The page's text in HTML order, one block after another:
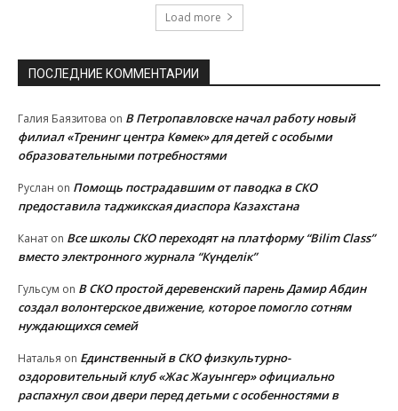
Load more
ПОСЛЕДНИЕ КОММЕНТАРИИ
Галия Баязитова on В Петропавловске начал работу новый
филиал «Тренинг центра Көмек» для детей с особыми
образовательными потребностями
Руслан on Помощь пострадавшим от паводка в СКО
предоставила таджикская диаспора Казахстана
Канат on Все школы СКО переходят на платформу “Bilim Class”
вместо электронного журнала “Күнделік”
Гульсум on В СКО простой деревенский парень Дамир Абдин
создал волонтерское движение, которое помогло сотням
нуждающихся семей
Наталья on Единственный в СКО физкультурно-
оздоровительный клуб «Жас Жауынгер» официально
распахнул свои двери перед детьми с особенностями в